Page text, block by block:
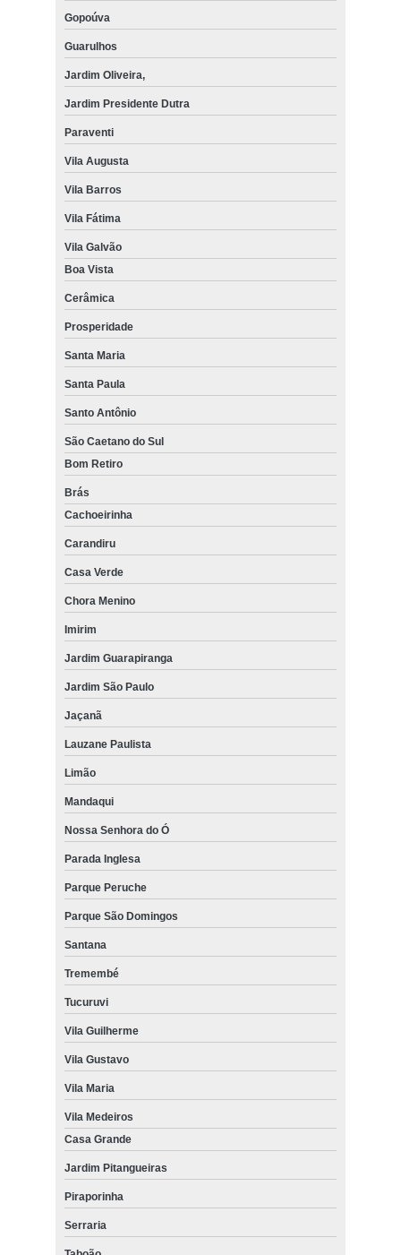
Gopoúva
Guarulhos
Jardim Oliveira,
Jardim Presidente Dutra
Paraventi
Vila Augusta
Vila Barros
Vila Fátima
Vila Galvão
Boa Vista
Cerâmica
Prosperidade
Santa Maria
Santa Paula
Santo Antônio
São Caetano do Sul
Bom Retiro
Brás
Cachoeirinha
Carandiru
Casa Verde
Chora Menino
Imirim
Jardim Guarapiranga
Jardim São Paulo
Jaçanã
Lauzane Paulista
Limão
Mandaqui
Nossa Senhora do Ó
Parada Inglesa
Parque Peruche
Parque São Domingos
Santana
Tremembé
Tucuruvi
Vila Guilherme
Vila Gustavo
Vila Maria
Vila Medeiros
Casa Grande
Jardim Pitangueiras
Piraporinha
Serraria